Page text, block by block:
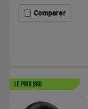
Comparer
LE PRIX BAS